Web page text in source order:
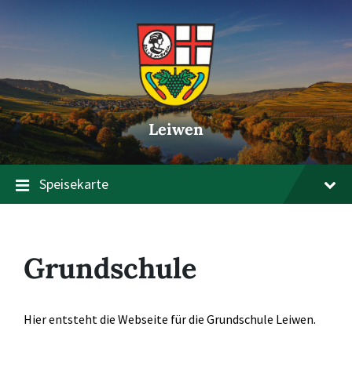
springen
springen
springen
Leiwen
Speisekarte
Grundschule
Hier entsteht die Webseite für die Grundschule Leiwen.